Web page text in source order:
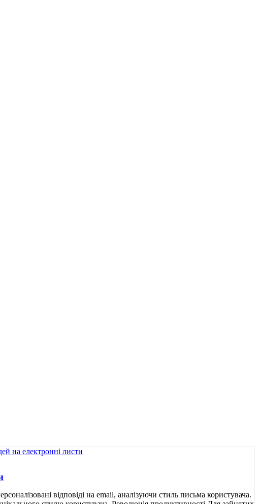
відповіді на email, аналізуючи стиль письма користувача.